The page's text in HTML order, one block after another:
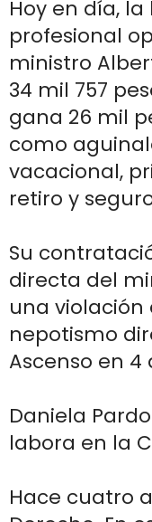
Hoy en día,
profesional
ministro
34 mil 757
gana 26 mil
como
vacacional,
retiro y
Su
directa del
una
nepotismo
Ascenso en 4
Daniela
labora en la
Hace cuatro